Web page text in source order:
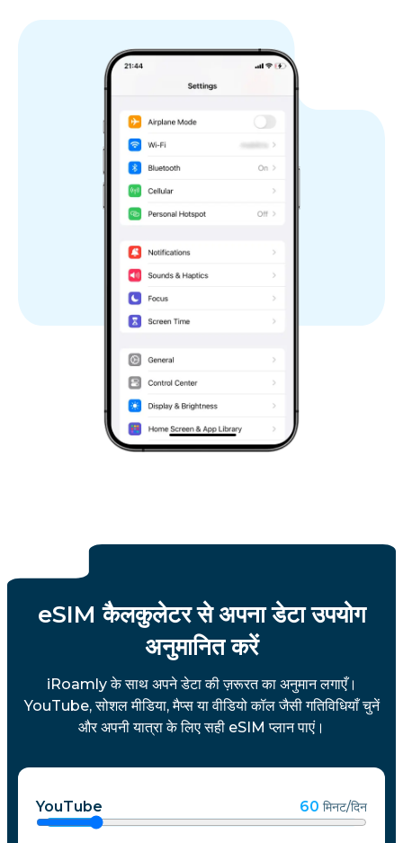
eSIM कैलकुलेटर से अपना डेटा उपयोग
अनुमानित करें
iRoamly के साथ अपने डेटा की ज़रूरत का अनुमान लगाएँ।
YouTube, सोशल मीडिया, मैप्स या वीडियो कॉल जैसी गतिविधियाँ चुनें
और अपनी यात्रा के लिए सही eSIM प्लान पाएं।
YouTube 60 मिनट/दिन